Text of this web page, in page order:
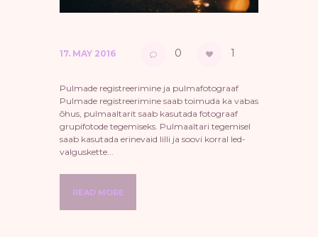
17. MAY 2016 0 1
Pulmade registreerimine ja pulmafotograaf
Pulmade registreerimine saab toimuda ka vabas
õhus, pulmaaltarit saab kasutada fotograaf
grupifotode tegemiseks. Pulmaaltari tegemisel
saab kasutada erinevaid lilli ja soovi korral led-
valguskette...
READ MORE